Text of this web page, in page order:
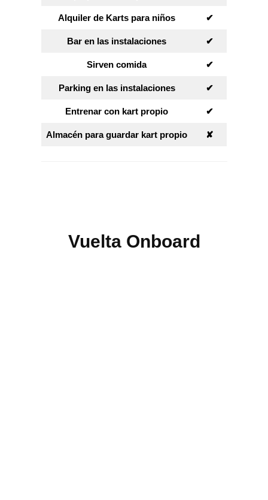
Alquiler de Karts para niños ✔︎
Bar en las instalaciones ✔︎
Sirven comida ✔︎
Parking en las instalaciones ✔︎
Entrenar con kart propio ✔︎
Almacén para guardar kart propio ✘︎
Vuelta Onboard